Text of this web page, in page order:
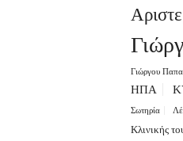
Γιώργου
ΗΠΑ
Σωτηρία
Κλινικής